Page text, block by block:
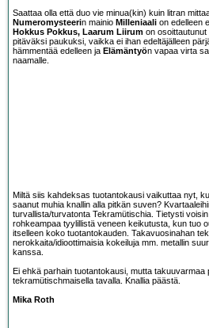
Saattaa olla että duo vie minua(kin) kuin litran
Numeromysteerin mainio Milleniaali on edelleen
Hokkus Pokkus, Laarum Liirum on
pitäväksi paukuksi, vaikka ei ihan edeltäjälleen
hämmentää edelleen ja Elämäntyön vapaa virta
naamalle.
Miltä siis kahdeksas tuotantokausi vaikuttaa nyt,
saanut muhia knallin alla pitkän suven?
turvallista/turvatonta Tekramütischia. Tietysti
rohkeampaa tyylillistä veneen keikutusta, kun tuo
itselleen koko tuotantokauden. Takavuosinahan
nerokkaita/idioottimaisia kokeiluja mm. metallin
kanssa.
Ei ehkä parhain tuotantokausi, mutta
tekramütischmaisella tavalla. Knallia päästä.
Mika Roth